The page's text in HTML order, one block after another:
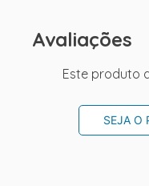
Avaliações
Este produto
SEJA O